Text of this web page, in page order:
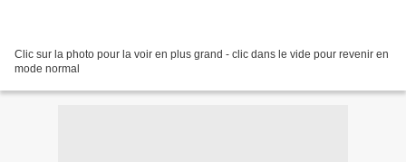
Clic sur la photo pour la voir en plus grand - clic dans le vide pour revenir en
mode normal